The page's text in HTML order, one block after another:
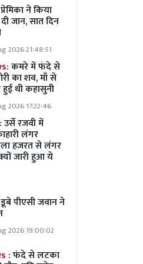
प्रेमिका ने किया
जान, सात दिन
2026 21:48:51
कमरे में फंदे से
का शव, माँ से
थी कहासुनी
2026 17:22:46
उर्से रजवी में
लंगर
हजरत से लंगर
जारी हुआ ये
पीएसी जवान ने
2026 19:00:02
:फंदे से लटका